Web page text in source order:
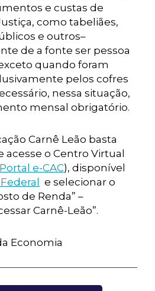
e custas de
como tabeliães,
e outros–
de a fonte ser pessoa
quando foram
pelos cofres
nessa situação,
mensal obrigatório.
Carnê Leão basta
o Centro Virtual
Portal e-CAC), disponível
e selecionar o
de Renda” –
Carnê-Leão”.
Economia